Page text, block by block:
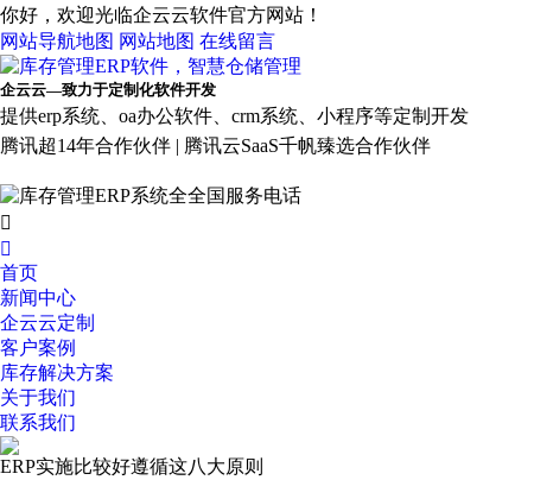
你好，欢迎光临企云云软件官方网站！
网站导航地图 网站地图 在线留言
企云云—致力于定制化软件开发
提供erp系统、oa办公软件、crm系统、小程序等定制开发
腾讯超14年合作伙伴 | 腾讯云SaaS千帆臻选合作伙伴


首页
新闻中心
企云云定制
客户案例
库存解决方案
关于我们
联系我们
ERP实施比较好遵循这八大原则